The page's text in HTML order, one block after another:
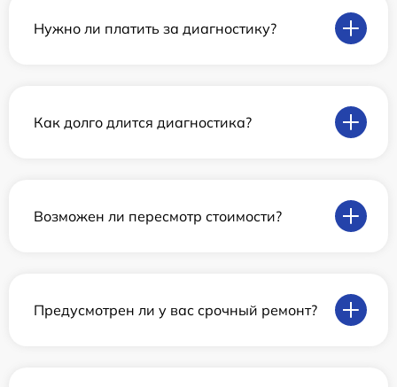
Нужно ли платить за диагностику?
Как долго длится диагностика?
Возможен ли пересмотр стоимости?
Предусмотрен ли у вас срочный ремонт?